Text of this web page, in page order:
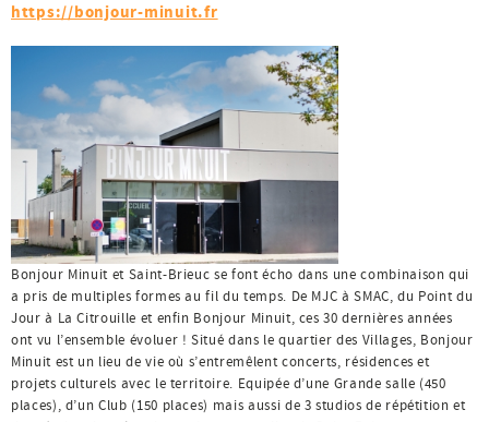
https://bonjour-minuit.fr
Bonjour Minuit et Saint-Brieuc se font écho dans une combinaison qui
a pris de multiples formes au fil du temps. De MJC à SMAC, du Point du
Jour à La Citrouille et enfin Bonjour Minuit, ces 30 dernières années
ont vu l’ensemble évoluer ! Situé dans le quartier des Villages, Bonjour
Minuit est un lieu de vie où s’entremêlent concerts, résidences et
projets culturels avec le territoire. Equipée d’une Grande salle (450
places), d’un Club (150 places) mais aussi de 3 studios de répétition et